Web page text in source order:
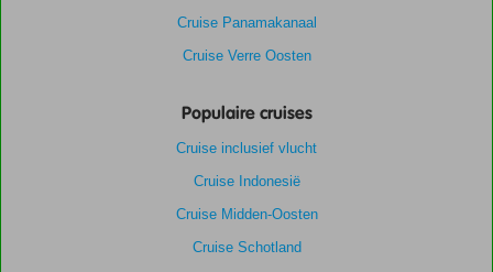
Cruise Panamakanaal
Cruise Verre Oosten
Populaire cruises
Cruise inclusief vlucht
Cruise Indonesië
Cruise Midden-Oosten
Cruise Schotland